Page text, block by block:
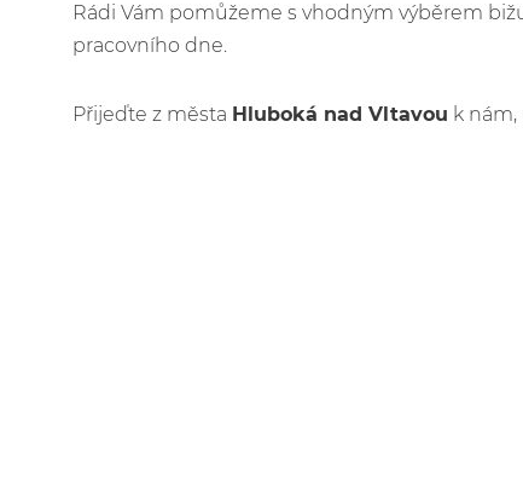
Rádi Vám pomůžeme s vhodným výběrem
pracovního dne.
Přijeďte z města Hluboká nad Vltavou k nám,